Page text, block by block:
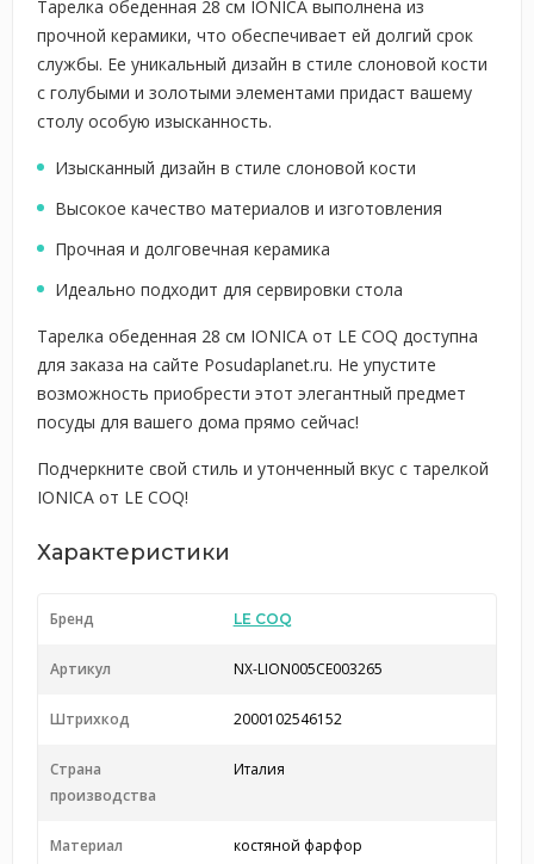
Тарелка обеденная 28 см IONICA выполнена из
прочной керамики, что обеспечивает ей долгий срок
службы. Ее уникальный дизайн в стиле слоновой кости
с голубыми и золотыми элементами придаст вашему
столу особую изысканность.
Изысканный дизайн в стиле слоновой кости
Высокое качество материалов и изготовления
Прочная и долговечная керамика
Идеально подходит для сервировки стола
Тарелка обеденная 28 см IONICA от LE COQ доступна
для заказа на сайте Posudaplanet.ru. Не упустите
возможность приобрести этот элегантный предмет
посуды для вашего дома прямо сейчас!
Подчеркните свой стиль и утонченный вкус с тарелкой
IONICA от LE COQ!
Характеристики
Бренд LE COQ
Артикул NX-LION005CE003265
Штрихкод 2000102546152
Страна
производства
Италия
Материал костяной фарфор